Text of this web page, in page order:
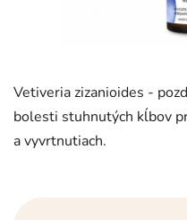
Vetiveria zizanioides -
bolesti stuhnutých kĺbov
a vyvrtnutiach.